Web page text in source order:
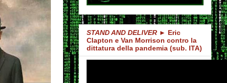
STAND AND DELIVER► Eric
Clapton e Van Morrison contro la
dittatura della pandemia (sub. ITA)